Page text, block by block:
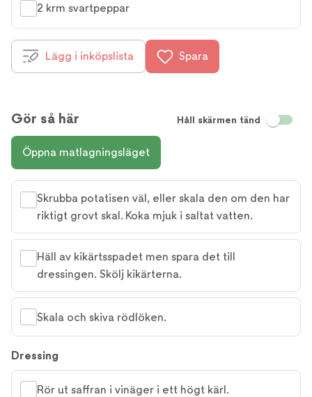
2 krm svartpeppar
Lägg i inköpslista Spara
Gör så här Håll skärmen tänd
Öppna matlagningsläget
Skrubba potatisen väl, eller skala den om den har
riktigt grovt skal. Koka mjuk i saltat vatten.
Häll av kikärtsspadet men spara det till
dressingen. Skölj kikärterna.
Skala och skiva rödlöken.
Dressing
Rör ut saffran i vinäger i ett högt kärl.